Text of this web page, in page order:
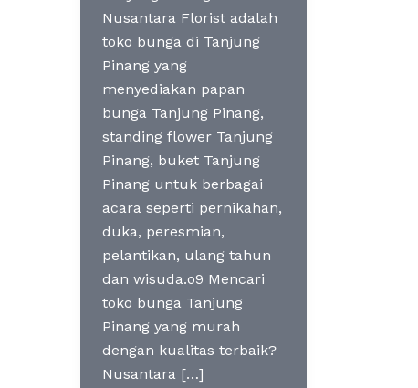
Nusantara Florist adalah
toko bunga di Tanjung
Pinang yang
menyediakan papan
bunga Tanjung Pinang,
standing flower Tanjung
Pinang, buket Tanjung
Pinang untuk berbagai
acara seperti pernikahan,
duka, peresmian,
pelantikan, ulang tahun
dan wisuda.o9 Mencari
toko bunga Tanjung
Pinang yang murah
dengan kualitas terbaik?
Nusantara […]